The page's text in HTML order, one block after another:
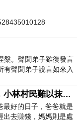
槃。聲聞弟子雖復發言
有聲聞弟子說言如來入
八八風災上的父親節，小林村民難以抹滅的痛
最好的日子，爸爸就是
出去賺錢，媽媽則是處
只有人品才